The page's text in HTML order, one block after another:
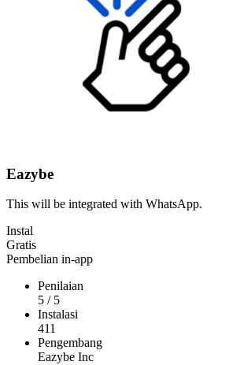
Eazybe
This will be integrated with WhatsApp.
Instal
Gratis
Pembelian in-app
Penilaian
5 / 5
Instalasi
411
Pengembang
Eazybe Inc